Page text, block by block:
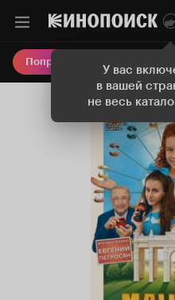
У вас
в вашей
не весь
Попробовать Плюс